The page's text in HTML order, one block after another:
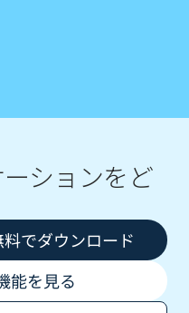
ションをど
でダウンロード
能を見る